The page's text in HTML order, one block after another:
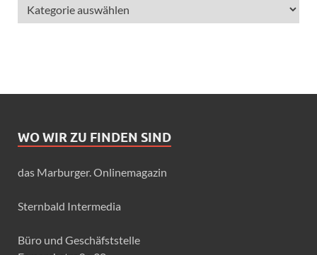
WO WIR ZU FINDEN SIND
das Marburger. Onlinemagazin
Sternbald Intermedia
Büro und Geschäfststelle